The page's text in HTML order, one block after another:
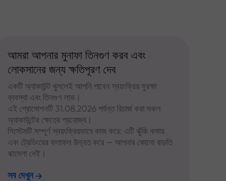
আমরা আপনার মুনাফা তিনগুণ করব এবং
লোকসানের জন্য ক্ষতিপূরণ দেব
একটি অ্যাকাউন্ট খুললেই আপনি পাবেন স্বয়ংক্রিয় সুরক্ষা
ব্যবস্থা এবং তিনগুণ লাভ।
এই প্রোমোশনটি 31.08.2026 পর্যন্ত রিচার্জ করা সকল
অ্যাকাউন্টের ক্ষেত্রে প্রযোজ্য।
সিস্টেমটি সম্পূর্ণ স্বয়ংক্রিয়ভাবে কাজ করে: এটি ঝুঁকি কমায়
এবং ট্রেডিংয়ের ফলাফল উন্নত করে — আপনার কোনো বাড়তি
ঝামেলা নেই।
সব দেখুন